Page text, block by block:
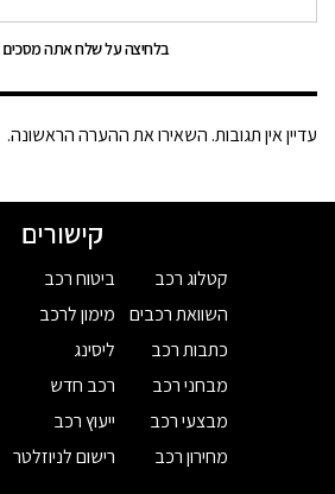
בלחיצה על שלח אתה מסכים
עדיין אין תגובות. השאירו את ההערה הראשונה.
קישורים
קטלוג רכב
השוואת רכבים
כתבות רכב
מבחני רכב
מבצעי רכב
מחירון רכב
ביטוח רכב
מימון לרכב
ליסינג
רכב חדש
ייעוץ רכב
רישום לניוזלטר